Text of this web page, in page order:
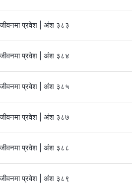
प्रवेश | अंश ३८३
प्रवेश | अंश ३८४
प्रवेश | अंश ३८५
प्रवेश | अंश ३८७
प्रवेश | अंश ३८८
प्रवेश | अंश ३८९